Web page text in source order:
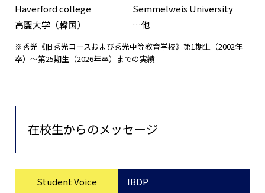
Haverford college
Semmelweis University
高麗大学（韓国）
…他
※秀光《旧秀光コースおよび秀光中等教育学校》第1期生（2002年
卒）〜第25期生（2026年卒）までの実績
在校生からのメッセージ
Student Voice IBDP